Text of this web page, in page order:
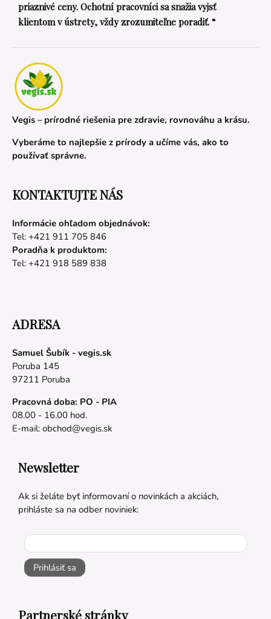
priaznivé ceny. Ochotní pracovníci sa snažia vyjsť
klientom v ústrety, vždy zrozumiteľne poradiť. “
Vegis – prírodné riešenia pre zdravie, rovnováhu a krásu.
Vyberáme to najlepšie z prírody a učíme vás, ako to
používať správne.
KONTAKTUJTE NÁS
Informácie ohľadom objednávok:
Tel: +421 911 705 846
Poradňa k produktom:
Tel: +421 918 589 838
ADRESA
Samuel Šubík - vegis.sk
Poruba 145
97211 Poruba
Pracovná doba: PO - PIA
08.00 - 16.00 hod.
E-mail: obchod@vegis.sk
Newsletter
Ak si želáte byť informovaní o novinkách a akciách,
prihláste sa na odber noviniek:
Prihlásiť sa
Partnerské stránky